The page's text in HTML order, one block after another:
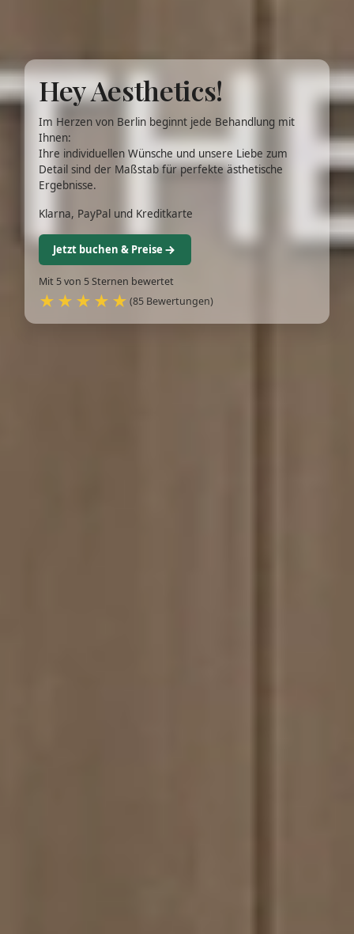
Hey Aesthetics!
Im Herzen von Berlin beginnt jede Behandlung mit
Ihnen:
Ihre individuellen Wünsche und unsere Liebe zum
Detail sind der Maßstab für perfekte ästhetische
Ergebnisse.
Klarna, PayPal und Kreditkarte
Jetzt buchen & Preise
Mit 5 von 5 Sternen bewertet
★★★★★ (85 Bewertungen)